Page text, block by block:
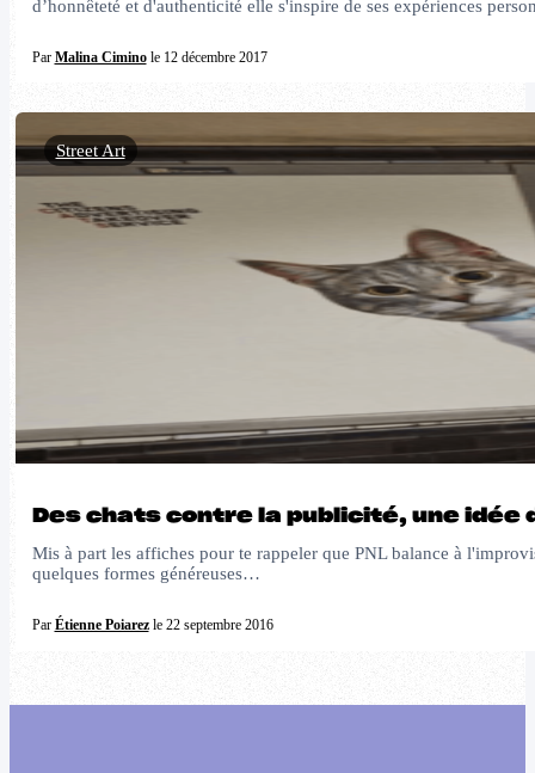
d’honnêteté et d'authenticité elle s'inspire de ses expériences
Par Malina Ciminole 12 décembre 2017
Des chats contre la publicité, une idée
Mis à part les affiches pour te rappeler que PNL balance à
quelques formes généreuses…
Par Étienne Poiarezle 22 septembre 2016
Street Art